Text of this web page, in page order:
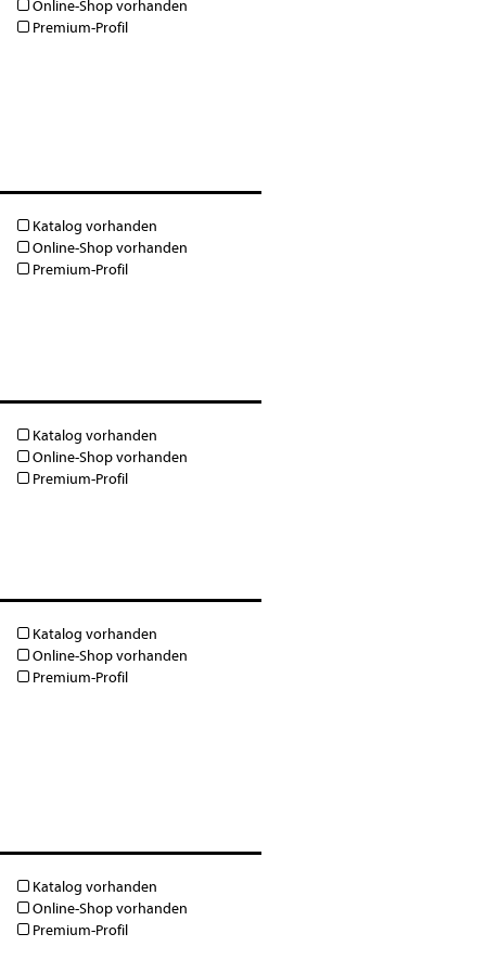
Online-Shop vorhanden
Premium-Profil
Katalog vorhanden
Online-Shop vorhanden
Premium-Profil
Katalog vorhanden
Online-Shop vorhanden
Premium-Profil
Katalog vorhanden
Online-Shop vorhanden
Premium-Profil
Katalog vorhanden
Online-Shop vorhanden
Premium-Profil